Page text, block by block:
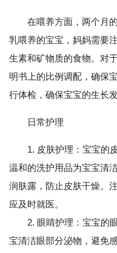
在喂养方面，两个月
乳喂养的宝宝，妈妈需要
生素和矿物质的食物。对
明书上的比例调配，确保
行体检，确保宝宝的生长
日常护理
1. 皮肤护理：宝宝的
温和的洗护用品为宝宝清
润肤露，防止皮肤干燥。
应及时就医。
2. 眼睛护理：宝宝的眼
宝清洁眼部分泌物，避免